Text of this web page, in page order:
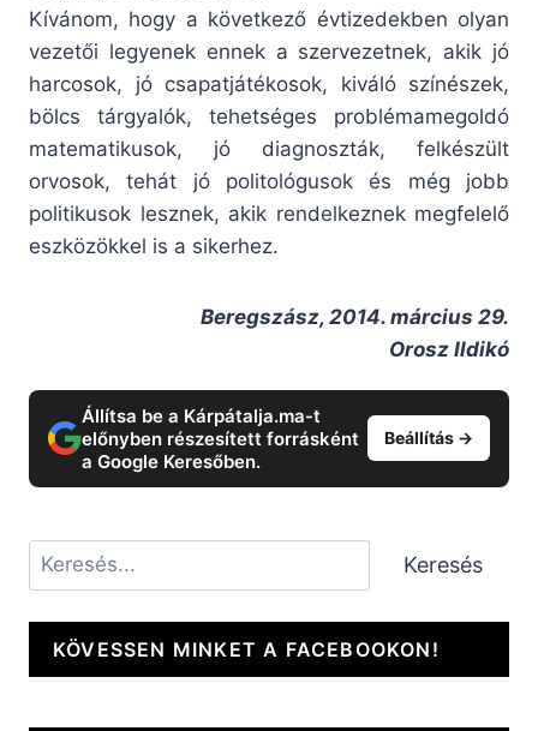
Kívánom, hogy a következő évtizedekben olyan
vezetői legyenek ennek a szervezetnek, akik jó
harcosok, jó csapatjátékosok, kiváló színészek,
bölcs tárgyalók, tehetséges problémamegoldó
matematikusok, jó diagnoszták, felkészült
orvosok, tehát jó politológusok és még jobb
politikusok lesznek, akik rendelkeznek megfelelő
eszközökkel is a sikerhez.
Beregszász, 2014. március 29.
Orosz Ildikó
Állítsa be a Kárpátalja.ma-t
előnyben részesített forrásként
a Google Keresőben.
Beállítás →
Keresés Keresés
KÖVESSEN MINKET A FACEBOOKON!